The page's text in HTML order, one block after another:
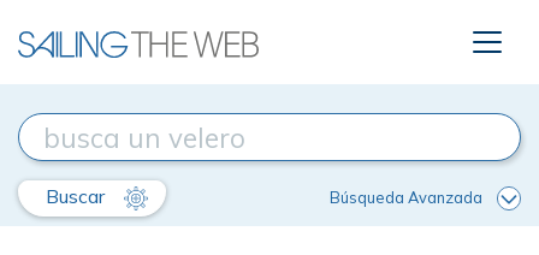
Buscar Búsqueda Avanzada